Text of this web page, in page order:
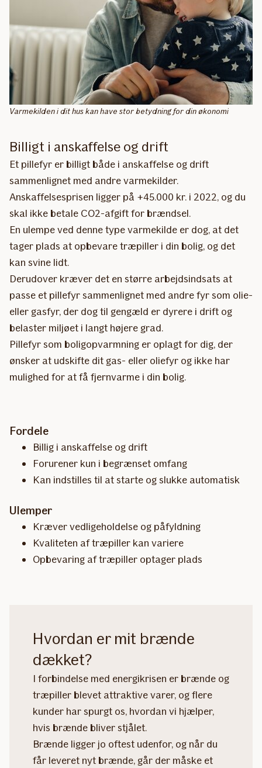
Varmekilden i dit hus kan have stor betydning for din økonomi
Billigt i anskaffelse og drift
Et pillefyr er billigt både i anskaffelse og drift
sammenlignet med andre varmekilder.
Anskaffelsesprisen ligger på +45.000 kr. i 2022, og du
skal ikke betale CO2-afgift for brændsel.
En ulempe ved denne type varmekilde er dog, at det
tager plads at opbevare træpiller i din bolig, og det
kan svine lidt.
Derudover kræver det en større arbejdsindsats at
passe et pillefyr sammenlignet med andre fyr som olie-
eller gasfyr, der dog til gengæld er dyrere i drift og
belaster miljøet i langt højere grad.
Pillefyr som boligopvarmning er oplagt for dig, der
ønsker at udskifte dit gas- eller oliefyr og ikke har
mulighed for at få fjernvarme i din bolig.
Fordele
Billig i anskaffelse og drift
Forurener kun i begrænset omfang
Kan indstilles til at starte og slukke automatisk
Ulemper
Kræver vedligeholdelse og påfyldning
Kvaliteten af træpiller kan variere
Opbevaring af træpiller optager plads
Hvordan er mit brænde
dækket?
I forbindelse med energikrisen er brænde og
træpiller blevet attraktive varer, og flere
kunder har spurgt os, hvordan vi hjælper,
hvis brænde bliver stjålet.
Brænde ligger jo oftest udenfor, og når du
får leveret nyt brænde, går der måske et